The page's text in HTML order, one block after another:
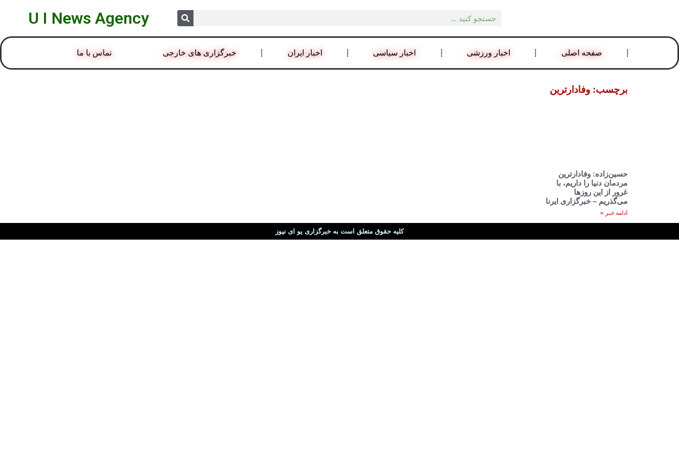
U I News Agency
صفحه اصلی اخبار ورزشی اخبار سیاسی اخبار ایران خبرگزاری های خارجی تماس با ما
برچسب: وفادارترین
حسین‌زاده: وفادارترین
مردمان دنیا را داریم، با
غرور از این روزها
می‌گذریم – خبرگزاری ایرنا
ادامه خبر »
کلیه حقوق متعلق است به خبرگزاری یو ای نیوز